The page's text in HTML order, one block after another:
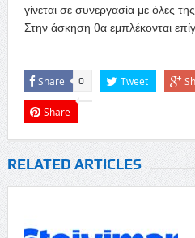
γίνεται σε συνεργασία με όλες
Στην άσκηση θα εμπλέκονται
Share 0 Tweet
Share
RELATED ARTICLES